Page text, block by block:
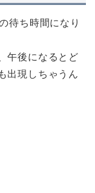
待ち時間になり
午後になるとど
出現しちゃうん